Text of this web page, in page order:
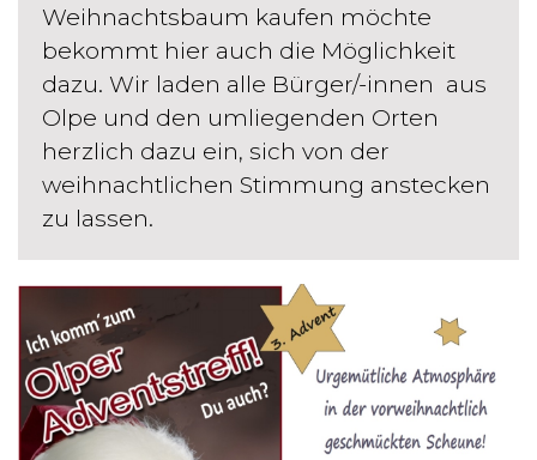
Weihnachtsbaum kaufen möchte
bekommt hier auch die Möglichkeit
dazu. Wir laden alle Bürger/-innen aus
Olpe und den umliegenden Orten
herzlich dazu ein, sich von der
weihnachtlichen Stimmung anstecken
zu lassen.